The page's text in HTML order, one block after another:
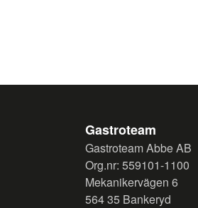
Gastroteam
Gastroteam Abbe AB
Org.nr: 559101-1100
Mekanikervägen 6
564 35 Bankeryd